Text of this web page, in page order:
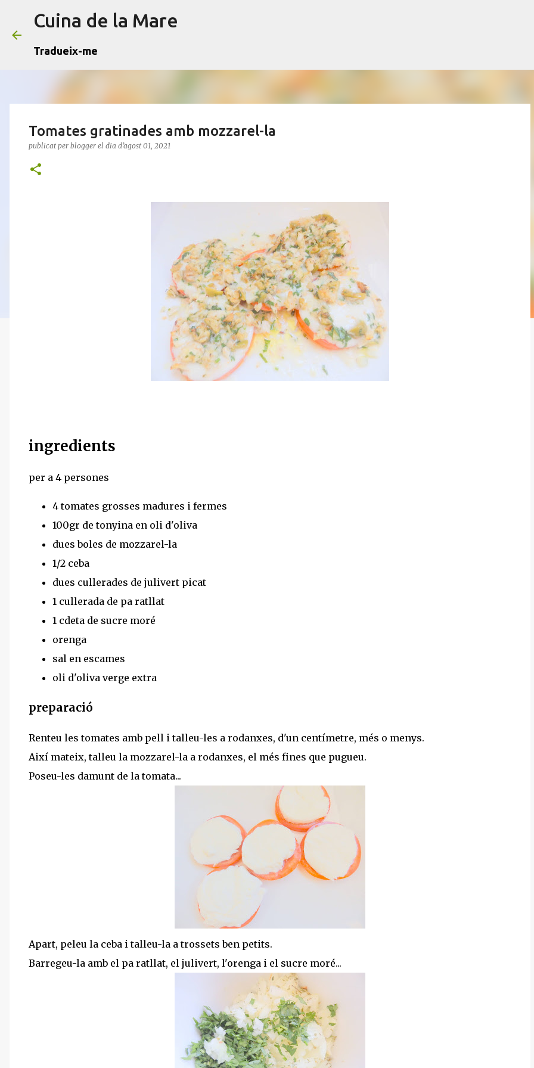
Cuina de la Mare
Tradueix-me
Tomates gratinades amb mozzarel-la
publicat per blogger el dia d’agost 01, 2021
ingredients
per a 4 persones
4 tomates grosses madures i fermes
100gr de tonyina en oli d'oliva
dues boles de mozzarel-la
1/2 ceba
dues cullerades de julivert picat
1 cullerada de pa ratllat
1 cdeta de sucre moré
orenga
sal en escames
oli d'oliva verge extra
preparació
Renteu les tomates amb pell i talleu-les a rodanxes, d'un centímetre, més o menys.
Així mateix, talleu la mozzarel-la a rodanxes, el més fines que pugueu.
Poseu-les damunt de la tomata...
Apart, peleu la ceba i talleu-la a trossets ben petits.
Barregeu-la amb el pa ratllat, el julivert, l'orenga i el sucre moré...